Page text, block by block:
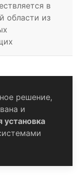
в
области из
решение,
и
установка